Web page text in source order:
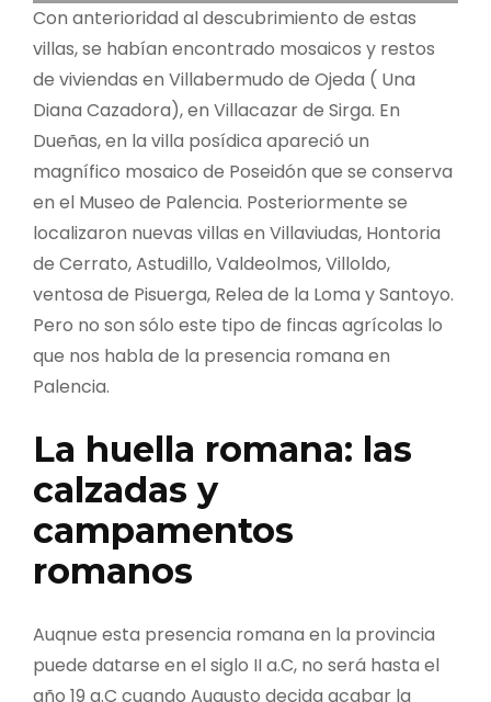
Con anterioridad al descubrimiento de estas
villas, se habían encontrado mosaicos y restos
de viviendas en Villabermudo de Ojeda ( Una
Diana Cazadora), en Villacazar de Sirga. En
Dueñas, en la villa posídica apareció un
magnífico mosaico de Poseidón que se conserva
en el Museo de Palencia. Posteriormente se
localizaron nuevas villas en Villaviudas, Hontoria
de Cerrato, Astudillo, Valdeolmos, Villoldo,
ventosa de Pisuerga, Relea de la Loma y Santoyo.
Pero no son sólo este tipo de fincas agrícolas lo
que nos habla de la presencia romana en
Palencia.
La huella romana: las
calzadas y
campamentos
romanos
Auqnue esta presencia romana en la provincia
puede datarse en el siglo II a.C, no será hasta el
año 19 a.C cuando Augusto decida acabar la